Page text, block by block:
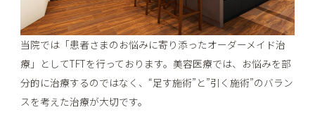
当院では「患者さまのお悩みに寄り添ったオーダーメイド治
療」としてTFTを行っております。美容医療では、お悩みを部
分的に治療するのではなく、“足す施術”と”引く施術”のバラン
スを考えた治療が大切です。